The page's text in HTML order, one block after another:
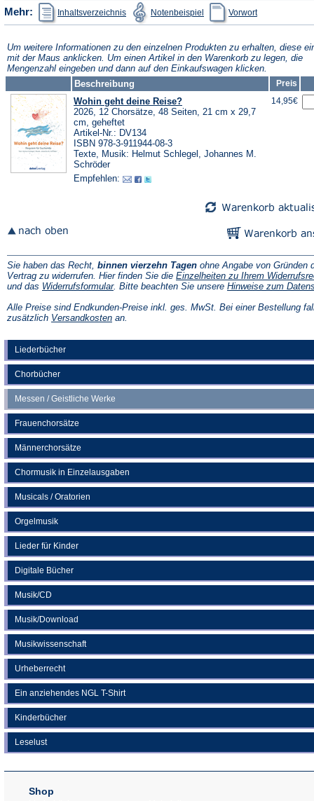
Liederbücher
Chorbücher
Messen / Geistliche Werke
Frauenchorsätze
Männerchorsätze
Chormusik in Einzelausgaben
Musicals / Oratorien
Orgelmusik
Lieder für Kinder
Digitale Bücher
Musik/CD
Musik/Download
Musikwissenschaft
Urheberrecht
Ein anziehendes NGL T-Shirt
Kinderbücher
Leselust
Mehr: Inhaltsverzeichnis
(Öffnet
in
einem
Tab)
Notenbeispiel
(Öffnet
in
einem
Tab)
Vorwortin
einem
Tab)
Um weitere Informationen zu den einzelnen Produkten zu erhalten, diese
mit der Maus anklicken. Um einen Artikel in den Warenkorb zu legen, die
Mengenzahl eingeben und dann auf den Einkaufswagen klicken.
Beschreibung
Preis
Wohin geht deine Reise?
2026, 12 Chorsätze, 48 Seiten, 21 cm x 29,7
cm, geheftet
Artikel-Nr.: DV134
ISBN 978-3-911944-08-3
Texte, Musik: Helmut Schlegel, Johannes M.
Schröder
Empfehlen:
14,95€
Sie haben das Recht, binnen vierzehn Tagen ohne Angabe von Gründen
Vertrag zu widerrufen. Hier finden Sie die Einzelheiten zu Ihrem
und das Widerrufsformular(Öffnet
einem
neuen
. Bitte beachten Sie unsere Hinweise zum
Alle Preise sind Endkunden-Preise inkl. ges. MwSt. Bei einer Bestellung
zusätzlich Versandkosten(Öffnet
an.
Shop